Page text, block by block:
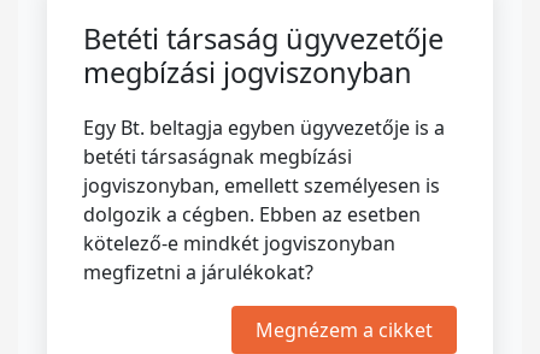
Betéti társaság ügyvezetője
megbízási jogviszonyban
Egy Bt. beltagja egyben ügyvezetője is a
betéti társaságnak megbízási
jogviszonyban, emellett személyesen is
dolgozik a cégben. Ebben az esetben
kötelező-e mindkét jogviszonyban
megfizetni a járulékokat?
Megnézem a cikket